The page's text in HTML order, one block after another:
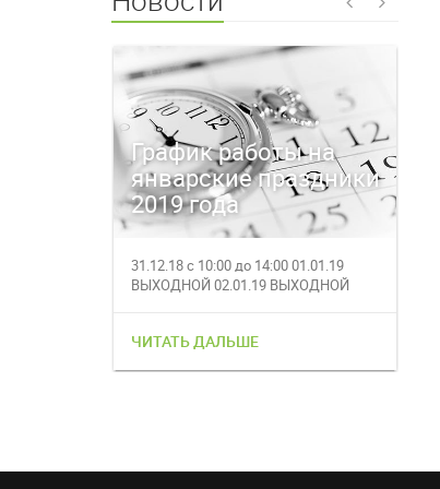
График работы на
январские праздники
2019 года
31.12.18 с 10:00 до 14:00 01.01.19
ВЫХОДНОЙ 02.01.19 ВЫХОДНОЙ
ЧИТАТЬ ДАЛЬШЕ